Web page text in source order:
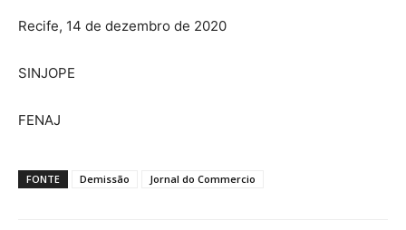
Recife, 14 de dezembro de 2020
SINJOPE
FENAJ
FONTE Demissão Jornal do Commercio